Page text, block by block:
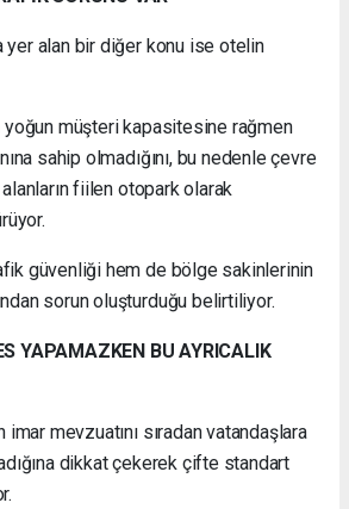
yer alan bir diğer konu ise otelin
müşteri kapasitesine rağmen
sahip olmadığını, bu nedenle çevre
fiilen otopark olarak
güvenliği hem de bölge sakinlerinin
sorun oluşturduğu belirtiliyor.
YAPAMAZKEN BU AYRICALIK
imar mevzuatını sıradan vatandaşlara
dikkat çekerek çifte standart